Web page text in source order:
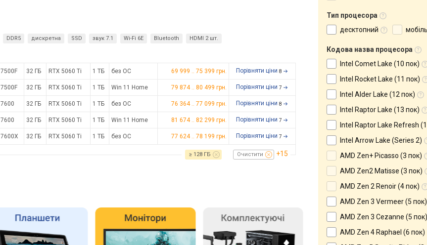
DDR5 дискретна SSD звук 7.1 Wi-Fi 6E Bluetooth HDMI 2 шт.
7500F 32 ГБ RTX 5060 Ti 1 ТБ без ОС 69 999 .. 75 399 грн. Порівняти ціни 8
7500F 32 ГБ RTX 5060 Ti 1 ТБ Win 11 Home 79 874 .. 80 499 грн. Порівняти ціни 7
7600 32 ГБ RTX 5060 Ti 1 ТБ без ОС 76 364 .. 77 099 грн. Порівняти ціни 8
7600 32 ГБ RTX 5060 Ti 1 ТБ Win 11 Home 81 674 .. 82 299 грн. Порівняти ціни 7
7600X 32 ГБ RTX 5060 Ti 1 ТБ без ОС 77 624 .. 78 199 грн. Порівняти ціни 7
≥ 128 ГБ Очистити +15
Тип процесора
десктопний
Кодова назва процесора
Intel Comet Lake (10 пок)
Intel Rocket Lake (11 пок)
Intel Alder Lake (12 пок)
Intel Raptor Lake (13 пок)
Intel Raptor Lake Refresh
Intel Arrow Lake (Series 2)
AMD Zen+ Picasso (3 пок)
AMD Zen2 Matisse (3 пок)
AMD Zen 2 Renoir (4 пок)
AMD Zen 3 Vermeer (5 пок)
AMD Zen 3 Cezanne (5 пок)
AMD Zen 4 Raphael (6 пок)